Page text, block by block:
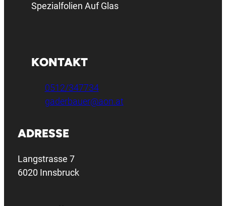
Spezialfolien Auf Glas
KONTAKT
0512/347734
gaderbauer@aon.at
ADRESSE
Langstrasse 7
6020 Innsbruck